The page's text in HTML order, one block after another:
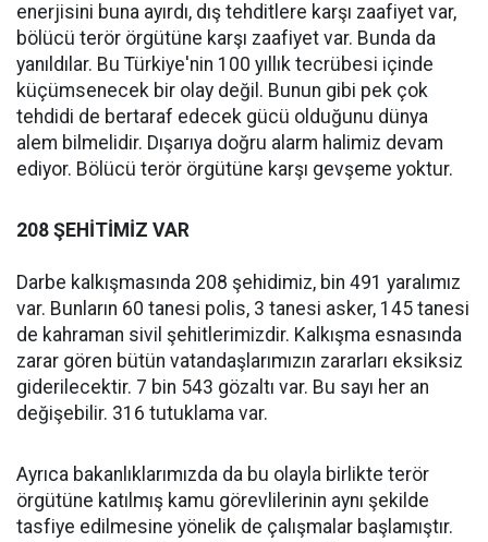
enerjisini buna ayırdı, dış tehditlere karşı zaafiyet var,
bölücü terör örgütüne karşı zaafiyet var. Bunda da
yanıldılar. Bu Türkiye'nin 100 yıllık tecrübesi içinde
küçümsenecek bir olay değil. Bunun gibi pek çok
tehdidi de bertaraf edecek gücü olduğunu dünya
alem bilmelidir. Dışarıya doğru alarm halimiz devam
ediyor. Bölücü terör örgütüne karşı gevşeme yoktur.
208 ŞEHİTİMİZ VAR
Darbe kalkışmasında 208 şehidimiz, bin 491 yaralımız
var. Bunların 60 tanesi polis, 3 tanesi asker, 145 tanesi
de kahraman sivil şehitlerimizdir. Kalkışma esnasında
zarar gören bütün vatandaşlarımızın zararları eksiksiz
giderilecektir. 7 bin 543 gözaltı var. Bu sayı her an
değişebilir. 316 tutuklama var.
Ayrıca bakanlıklarımızda da bu olayla birlikte terör
örgütüne katılmış kamu görevlilerinin aynı şekilde
tasfiye edilmesine yönelik de çalışmalar başlamıştır.